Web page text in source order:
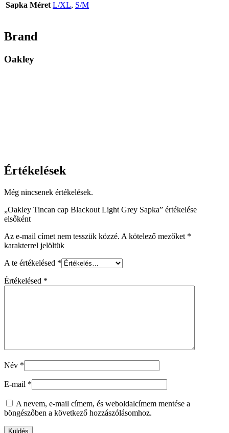
Sapka Méret L/XL, S/M
Brand
Oakley
Értékelések
Még nincsenek értékelések.
„Oakley Tincan cap Blackout Light Grey Sapka” értékelése
elsőként
Az e-mail címet nem tesszük közzé. A kötelező mezőket *
karakterrel jelöltük
A te értékelésed *
Értékelésed *
Név *
E-mail *
A nevem, e-mail címem, és weboldalcímem mentése a
böngészőben a következő hozzászólásomhoz.